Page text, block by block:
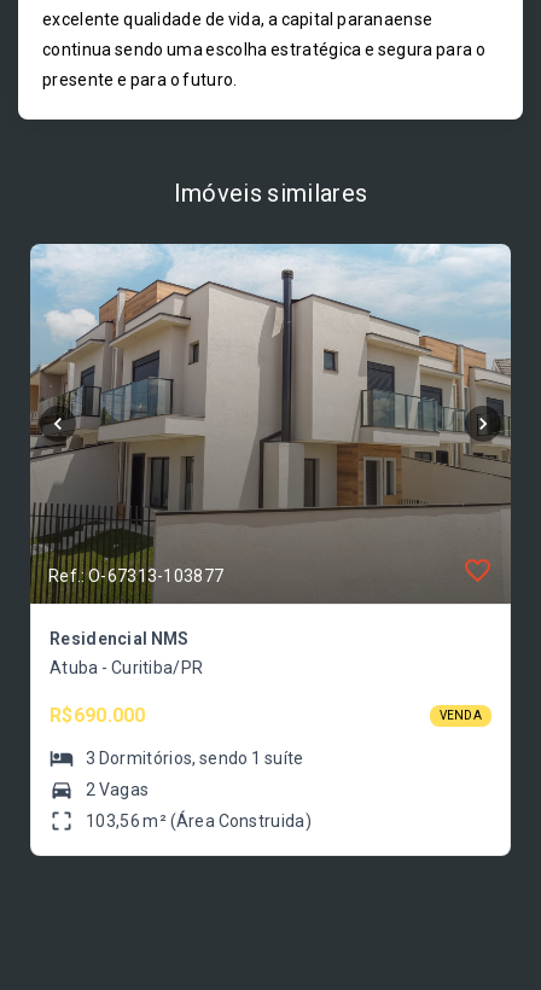
excelente qualidade de vida, a capital paranaense
continua sendo uma escolha estratégica e segura para o
presente e para o futuro.
Imóveis similares
Ref.: O-67313-103877
Residencial NMS
Atuba - Curitiba/PR
R$690.000 VENDA
3 Dormitórios, sendo 1 suíte
2 Vagas
103,56 m² (Área Construida)